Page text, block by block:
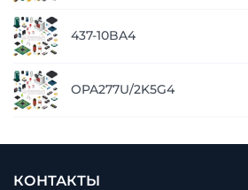
437-10BA4
OPA277U/2K5G4
КОНТАКТЫ